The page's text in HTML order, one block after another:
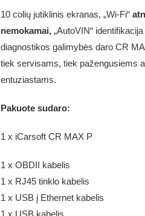
10 colių jutiklinis ekranas, „Wi-Fi“
nemokamai,„AutoVIN“
diagnostikos galimybės daro CR
tiek servisams, tiek pažengusiems
entuziastams.
Pakuote sudaro:
1 x iCarsoft CR MAX P
1 x OBDII kabelis
1 x RJ45 tinklo kabelis
1 x USB į Ethernet kabelis
1 x USB kabelis